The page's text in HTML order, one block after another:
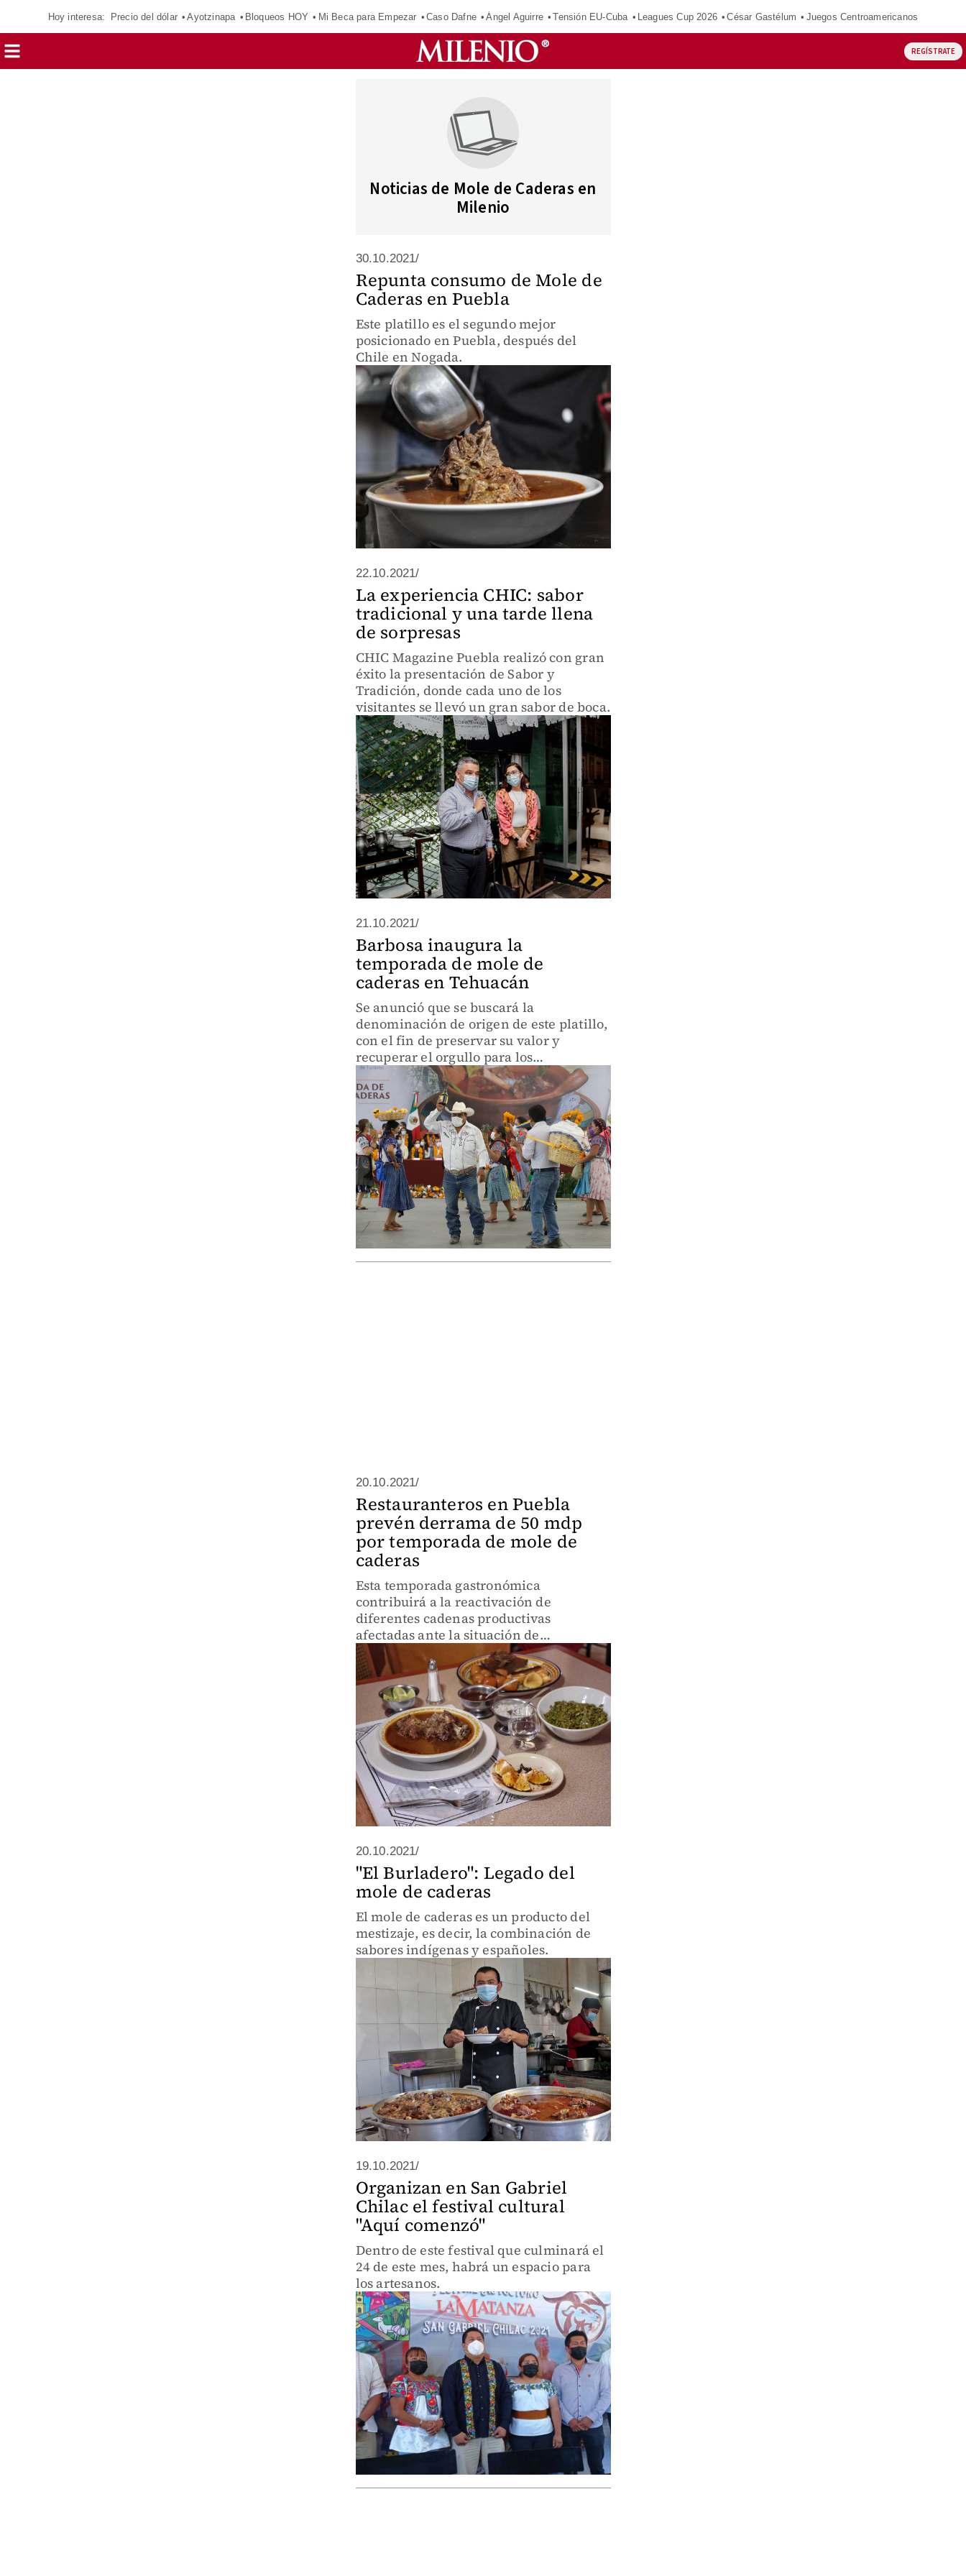
Hoy interesa: Precio del dólar Ayotzinapa Bloqueos HOY Mi Beca para Empezar Caso Dafne Ángel Aguirre Tensión EU-Cuba Leagues Cup 2026 César Gastélum Juegos Centroamericanos
REGÍSTRATE
Noticias de Mole de Caderas en
Milenio
30.10.2021/
Repunta consumo de Mole de
Caderas en Puebla
Este platillo es el segundo mejor
posicionado en Puebla, después del
Chile en Nogada.
22.10.2021/
La experiencia CHIC: sabor
tradicional y una tarde llena
de sorpresas
CHIC Magazine Puebla realizó con gran
éxito la presentación de Sabor y
Tradición, donde cada uno de los
visitantes se llevó un gran sabor de boca.
21.10.2021/
Barbosa inaugura la
temporada de mole de
caderas en Tehuacán
Se anunció que se buscará la
denominación de origen de este platillo,
con el fin de preservar su valor y
recuperar el orgullo para los
tehuacanenses.
20.10.2021/
Restauranteros en Puebla
prevén derrama de 50 mdp
por temporada de mole de
caderas
Esta temporada gastronómica
contribuirá a la reactivación de
diferentes cadenas productivas
afectadas ante la situación de
emergencia por el coronavirus.
20.10.2021/
"El Burladero": Legado del
mole de caderas
El mole de caderas es un producto del
mestizaje, es decir, la combinación de
sabores indígenas y españoles.
19.10.2021/
Organizan en San Gabriel
Chilac el festival cultural
"Aquí comenzó"
Dentro de este festival que culminará el
24 de este mes, habrá un espacio para
los artesanos.